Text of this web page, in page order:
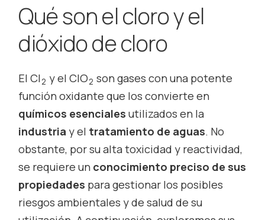
Qué son el cloro y el
dióxido de cloro
El Cl 2 y el ClO2 son gases con una potente
función oxidante que los convierte en
químicos esenciales utilizados en la
industria y el tratamiento de aguas. No
obstante, por su alta toxicidad y reactividad,
se requiere un conocimiento preciso de sus
propiedades para gestionar los posibles
riesgos ambientales y de salud de su